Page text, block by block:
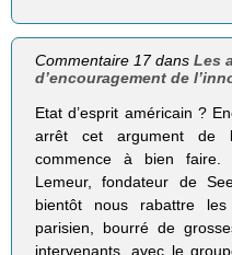
Commentaire 17 dansLes
d’encouragement de
Etat d’esprit américain ?
arrêt cet argument de
commence à bien faire.
Lemeur, fondateur de
bientôt nous rabattre
parisien, bourré de
intervenants, avec le